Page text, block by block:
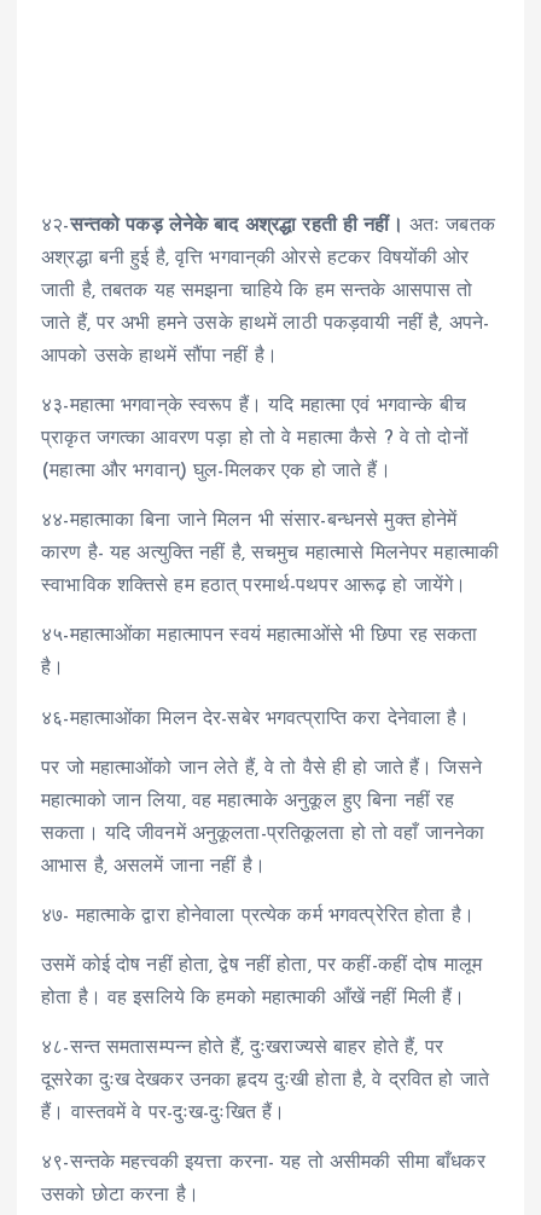
४२-सन्तको पकड़ लेनेके बाद अश्रद्धा रहती ही नहीं। अतः जबतक
अश्रद्धा बनी हुई है, वृत्ति भगवान्‌की ओरसे हटकर विषयोंकी ओर
जाती है, तबतक यह समझना चाहिये कि हम सन्तके आसपास तो
जाते हैं, पर अभी हमने उसके हाथमें लाठी पकड़वायी नहीं है, अपने-
आपको उसके हाथमें सौंपा नहीं है।
४३-महात्मा भगवान्‌के स्वरूप हैं। यदि महात्मा एवं भगवान्के बीच
प्राकृत जगत्का आवरण पड़ा हो तो वे महात्मा कैसे ? वे तो दोनों
(महात्मा और भगवान्) घुल-मिलकर एक हो जाते हैं।
४४-महात्माका बिना जाने मिलन भी संसार-बन्धनसे मुक्त होनेमें
कारण है- यह अत्युक्ति नहीं है, सचमुच महात्मासे मिलनेपर महात्माकी
स्वाभाविक शक्तिसे हम हठात् परमार्थ-पथपर आरूढ़ हो जायेंगे।
४५-महात्माओंका महात्मापन स्वयं महात्माओंसे भी छिपा रह सकता
है।
४६-महात्माओंका मिलन देर-सबेर भगवत्प्राप्ति करा देनेवाला है।
पर जो महात्माओंको जान लेते हैं, वे तो वैसे ही हो जाते हैं। जिसने
महात्माको जान लिया, वह महात्माके अनुकूल हुए बिना नहीं रह
सकता। यदि जीवनमें अनुकूलता-प्रतिकूलता हो तो वहाँ जाननेका
आभास है, असलमें जाना नहीं है।
४७- महात्माके द्वारा होनेवाला प्रत्येक कर्म भगवत्प्रेरित होता है।
उसमें कोई दोष नहीं होता, द्वेष नहीं होता, पर कहीं-कहीं दोष मालूम
होता है। वह इसलिये कि हमको महात्माकी आँखें नहीं मिली हैं।
४८-सन्त समतासम्पन्न होते हैं, दुःखराज्यसे बाहर होते हैं, पर
दूसरेका दुःख देखकर उनका हृदय दुःखी होता है, वे द्रवित हो जाते
हैं। वास्तवमें वे पर-दुःख-दुःखित हैं।
४९-सन्तके महत्त्वकी इयत्ता करना- यह तो असीमकी सीमा बाँधकर
उसको छोटा करना है।